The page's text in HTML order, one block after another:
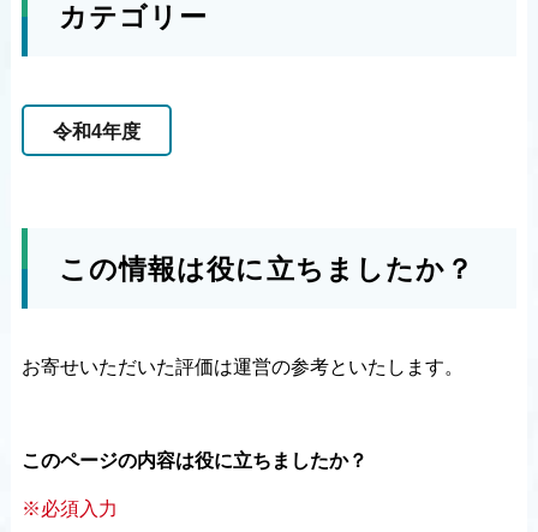
カテゴリー
令和4年度
この情報は役に立ちましたか？
お寄せいただいた評価は運営の参考といたします。
このページの内容は役に立ちましたか？
※必須入力